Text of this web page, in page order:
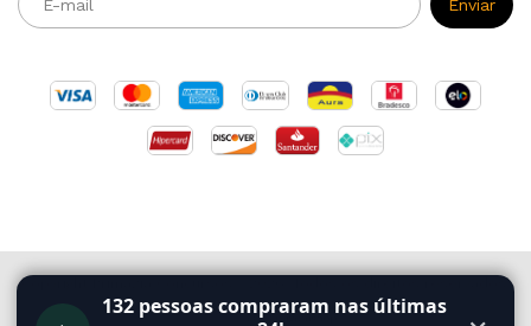
132 pessoas compraram nas últimas
Copyright Primazia Concursos - 2026. Todos os direitos reservados.